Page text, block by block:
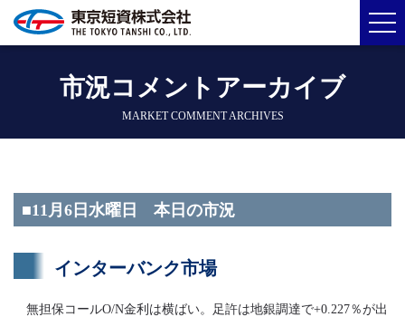
市況コメントアーカイブ
MARKET COMMENT ARCHIVES
■11月6日水曜日 本日の市況
インターバンク市場
無担保コールO/N金利は横ばい。足許は地銀調達で+0.227％が出